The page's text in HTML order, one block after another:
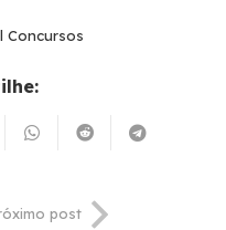
Concursos
post